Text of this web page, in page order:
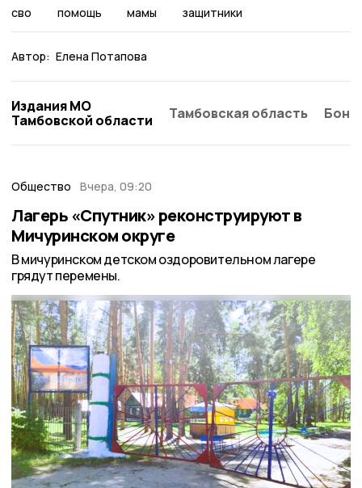
сво помощь мамы защитники
Автор: Елена Потапова
Издания МО
Тамбовской области
Тамбовская область
Общество Вчера, 09:20
Лагерь «Спутник» реконструируют в
Мичуринском округе
В мичуринском детском оздоровительном лагере
грядут перемены.